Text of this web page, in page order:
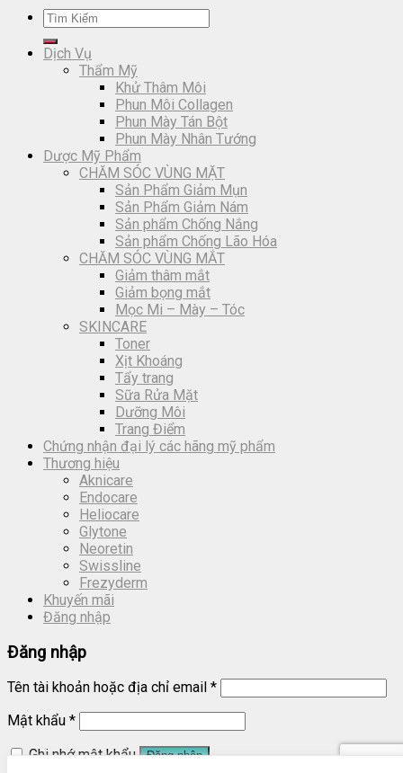
Tìm
kiếm:
Dịch Vụ
Thẩm Mỹ
Khử Thâm Môi
Phun Môi Collagen
Phun Mày Tán Bột
Phun Mày Nhân Tướng
Dược Mỹ Phẩm
CHĂM SÓC VÙNG MẶT
Sản Phẩm Giảm Mụn
Sản Phẩm Giảm Nám
Sản phẩm Chống Nắng
Sản phẩm Chống Lão Hóa
CHĂM SÓC VÙNG MẮT
Giảm thâm mắt
Giảm bọng mắt
Mọc Mi – Mày – Tóc
SKINCARE
Toner
Xịt Khoáng
Tẩy trang
Sữa Rửa Mặt
Dưỡng Môi
Trang Điểm
Chứng nhận đại lý các hãng mỹ phẩm
Thương hiệu
Aknicare
Endocare
Heliocare
Glytone
Neoretin
Swissline
Frezyderm
Khuyến mãi
Đăng nhập
Đăng nhập
Tên tài khoản hoặc địa chỉ email *
Mật khẩu *
Ghi nhớ mật khẩu
Đăng nhập